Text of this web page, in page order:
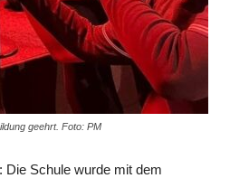
geehrt. Foto: PM
Schule wurde mit dem